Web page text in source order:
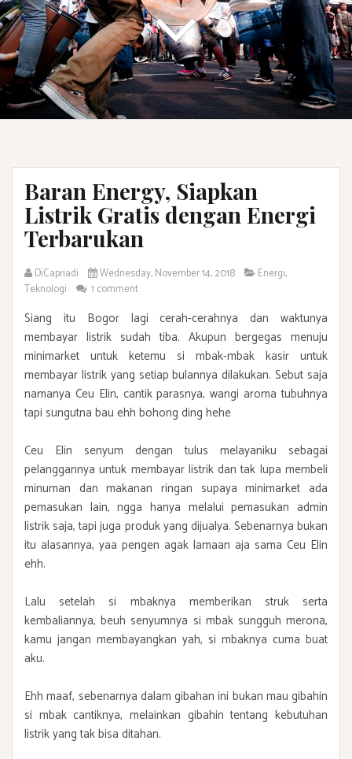
Baran Energy, Siapkan
Listrik Gratis dengan Energi
Terbarukan
DiCapriadi Wednesday, November 14, 2018 Energi,
Teknologi
1 comment
Siang itu Bogor lagi cerah-cerahnya dan waktunya
membayar listrik sudah tiba. Akupun bergegas menuju
minimarket untuk ketemu si mbak-mbak kasir untuk
membayar listrik yang setiap bulannya dilakukan. Sebut saja
namanya Ceu Elin, cantik parasnya, wangi aroma tubuhnya
tapi sungutna bau ehh bohong ding hehe
Ceu Elin senyum dengan tulus melayaniku sebagai
pelanggannya untuk membayar listrik dan tak lupa membeli
minuman dan makanan ringan supaya minimarket ada
pemasukan lain, ngga hanya melalui pemasukan admin
listrik saja, tapi juga produk yang dijualya. Sebenarnya bukan
itu alasannya, yaa pengen agak lamaan aja sama Ceu Elin
ehh.
Lalu setelah si mbaknya memberikan struk serta
kembaliannya, beuh senyumnya si mbak sungguh merona,
kamu jangan membayangkan yah, si mbaknya cuma buat
aku.
Ehh maaf, sebenarnya dalam gibahan ini bukan mau gibahin
si mbak cantiknya, melainkan gibahin tentang kebutuhan
listrik yang tak bisa ditahan.